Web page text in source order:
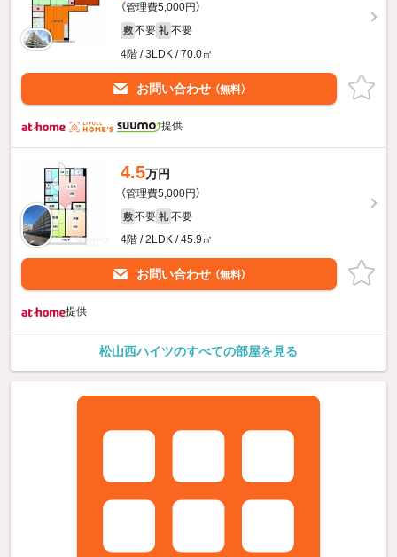
（管理費5,000円）
敷 不要 礼 不要
4階 / 3LDK / 70.0㎡
お問い合わせ （無料）
提供
4.5万円
（管理費5,000円）
敷 不要 礼 不要
4階 / 2LDK / 45.9㎡
お問い合わせ （無料）
提供
松山西ハイツのすべての部屋を見る